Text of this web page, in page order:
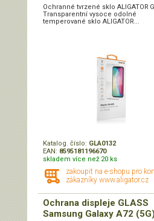
Ochranné tvrzené sklo ALIGATOR
Transparentní vysoce odolné
temperované sklo ALIGATOR...
Katalog. číslo: GLA0132
EAN: 8595181196670
skladem více než 20 ks
zakoupit na e-shopu pro
zákazníky www.aligator.cz
Ochrana displeje GLASS
Samsung Galaxy A72